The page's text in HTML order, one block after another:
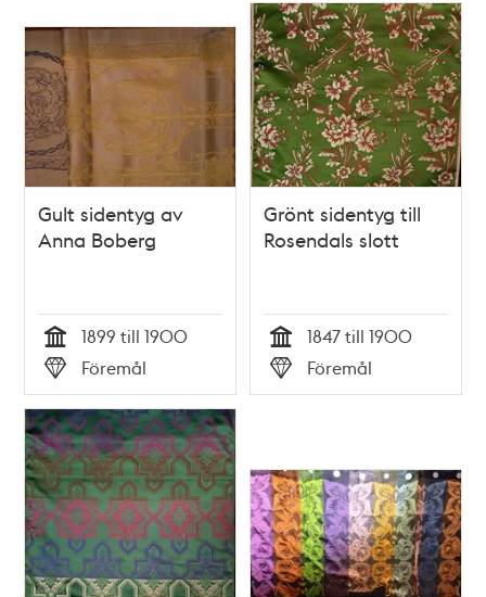
Gult sidentyg av
Anna Boberg
Tid
1899 till 1900
Typ
Föremål
Grönt sidentyg till
Rosendals slott
Tid
1847 till 1900
Typ
Föremål